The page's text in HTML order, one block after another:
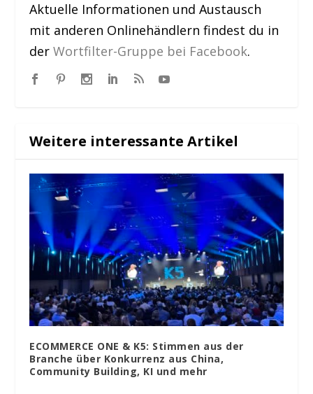
Aktuelle Informationen und Austausch
mit anderen Onlinehändlern findest du in
derWortfilter-Gruppe bei Facebook.
Weitere interessante Artikel
ECOMMERCE ONE & K5: Stimmen aus der
Branche über Konkurrenz aus China,
Community Building, KI und mehr